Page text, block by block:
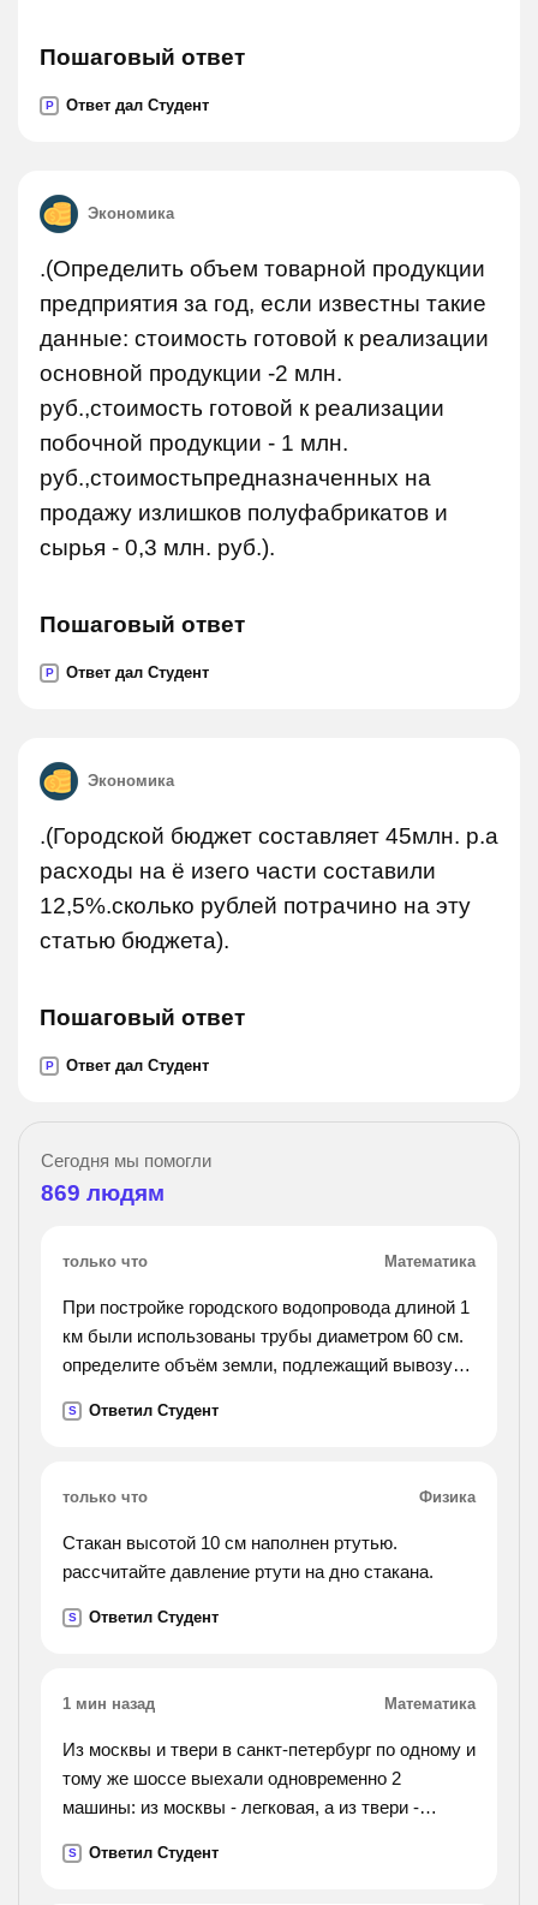
Пошаговый ответ
P Ответ дал Студент
Экономика
.(Определить объем товарной продукции
предприятия за год, если известны такие
данные: стоимость готовой к реализации
основной продукции -2 млн.
руб.,стоимость готовой к реализации
побочной продукции - 1 млн.
руб.,стоимостьпредназначенных на
продажу излишков полуфабрикатов и
сырья - 0,3 млн. руб.).
Пошаговый ответ
P Ответ дал Студент
Экономика
.(Городской бюджет составляет 45млн. р.а
расходы на ё изего части составили
12,5%.сколько рублей потрачино на эту
статью бюджета).
Пошаговый ответ
P Ответ дал Студент
Сегодня мы помогли
869 людям
только что Математика
При постройке городского водопровода длиной 1
км были использованы трубы диаметром 60 см.
определите объём земли, подлежащий вывозу
S Ответил Студент
только что Физика
Стакан высотой 10 см наполнен ртутью.
рассчитайте давление ртути на дно стакана.
S Ответил Студент
1 мин назад Математика
Из москвы и твери в санкт-петербург по одному и
тому же шоссе выехали одновременно 2
машины: из москвы - легковая, а из твери -
какова скорость легковой машины, если она
S Ответил Студент